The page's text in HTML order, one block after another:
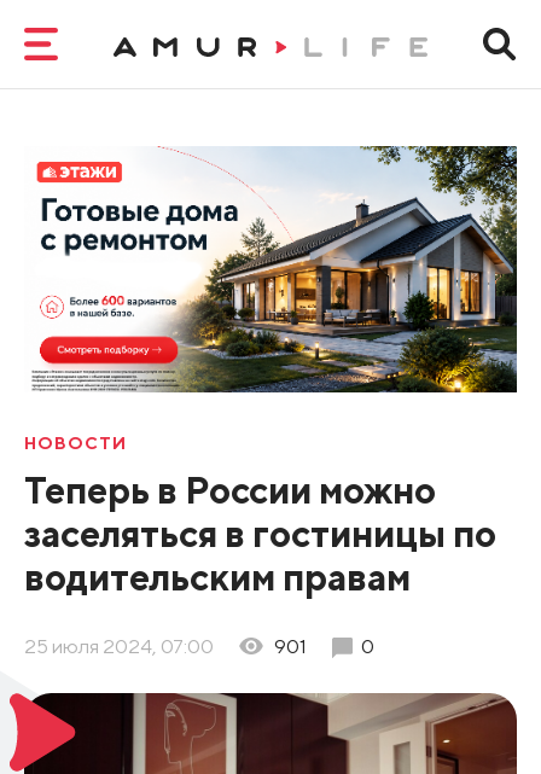
НОВОСТИ
Теперь в России можно
заселяться в гостиницы по
водительским правам
25 июля 2024, 07:00 901 0